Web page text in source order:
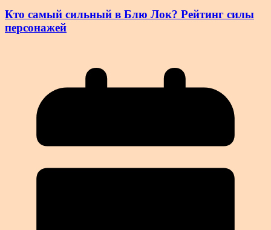
Кто самый сильный в Блю Лок? Рейтинг силы
персонажей